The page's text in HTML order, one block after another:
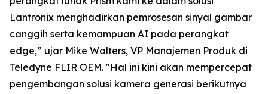
Lantronix menghadirkan pemrosesan sinyal gambar
canggih serta kemampuan AI pada perangkat
edge,” ujar Mike Walters, VP Manajemen Produk di
Teledyne FLIR OEM. "Hal ini kini akan mempercepat
pengembangan solusi kamera generasi berikutnya